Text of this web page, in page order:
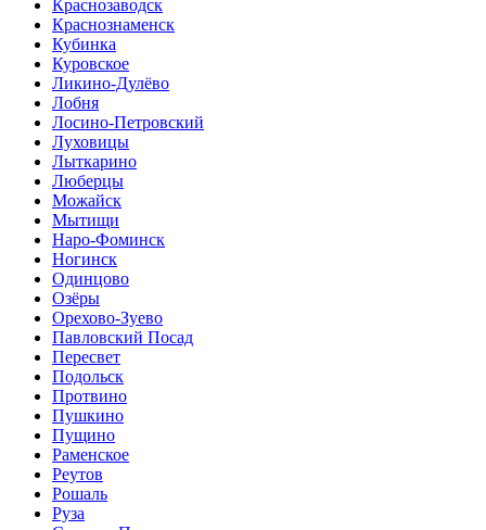
Краснозаводск
Краснознаменск
Кубинка
Куровское
Ликино-Дулёво
Лобня
Лосино-Петровский
Луховицы
Лыткарино
Люберцы
Можайск
Мытищи
Наро-Фоминск
Ногинск
Одинцово
Озёры
Орехово-Зуево
Павловский Посад
Пересвет
Подольск
Протвино
Пушкино
Пущино
Раменское
Реутов
Рошаль
Руза